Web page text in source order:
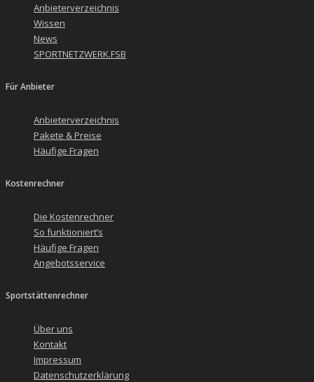
Anbieterverzeichnis
Wissen
News
SPORTNETZWERK.FSB
Für Anbieter
Anbieterverzeichnis
Pakete & Preise
Häufige Fragen
Kostenrechner
Die Kostenrechner
So funktioniert’s
Häufige Fragen
Angebotsservice
Sportstättenrechner
Über uns
Kontakt
Impressum
Datenschutzerklärung